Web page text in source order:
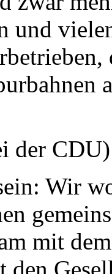
und
der CDU)
Wir
mit